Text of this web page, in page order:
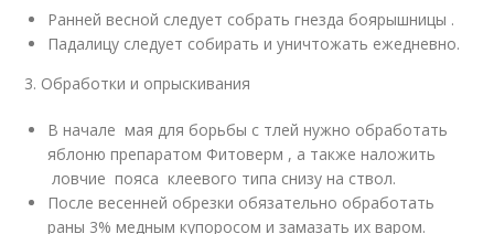
Ранней весной следует собрать гнезда боярышницы .
Падалицу следует собирать и уничтожать ежедневно.
3. Обработки и опрыскивания
В начале мая для борьбы с тлей нужно обработать
яблоню препаратом Фитоверм , а также наложить
ловчие пояса клеевого типа снизу на ствол.
После весенней обрезки обязательно обработать
раны 3% медным купоросом и замазать их варом.